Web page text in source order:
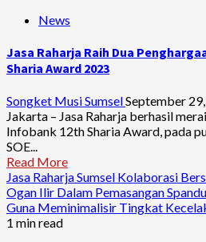
News
Jasa Raharja Raih Dua
Sharia Award 2023
Songket Musi SumselSeptember
Jakarta – Jasa Raharja berhasil
Infobank 12th Sharia Award, pada
SOE...
Read More
Jasa Raharja Sumsel Kolaborasi
Ogan Ilir Dalam Pemasangan
Guna Meminimalisir Tingkat
1 min read